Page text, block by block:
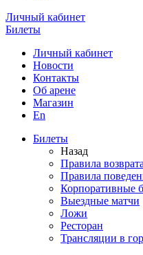
Личный кабинет
Билеты
Личный кабинет
Новости
Контакты
Об арене
Магазин
En
Билеты
Назад
Правила
Правила
Корпоративные
Выездные матчи
Ложи
Ресторан
Трансляции в